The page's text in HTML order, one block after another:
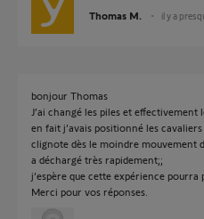
Thomas M. il y a
bonjour Thomas
J’ai changé les piles et effectivement
en fait j’avais positionné les
clignote dès le moindre mouvement
a déchargé très rapidement;;
j’espère que cette expérience pourra
Merci pour vos réponses.